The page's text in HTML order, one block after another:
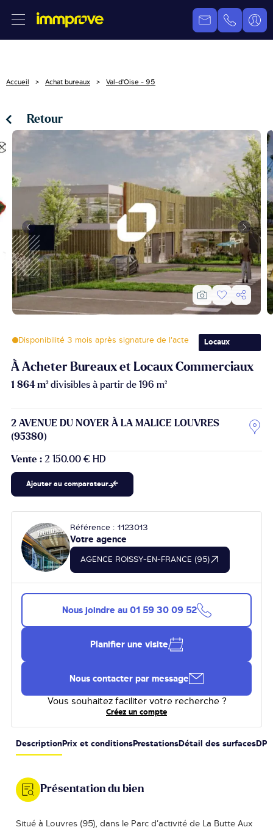
Accueil Achat bureaux Val-d'Oise - 95
Retour
Disponibilité 3 mois après signature de l’acte
Locaux
À Acheter Bureaux et Locaux Commerciaux
1 864 m²divisibles à partir de 196 m²
2 AVENUE DU NOYER À LA MALICE LOUVRES
(95380)
Vente : 2 150.00 € HD
Ajouter au comparateur
Référence : 1123013
Votre agence
AGENCE ROISSY-EN-FRANCE (95)
Nous joindre au 01 59 30 09 52
Planifier une visite
Nous contacter par message
Vous souhaitez faciliter votre recherche ?
Créez un compte
Description Prix et conditions Prestations Détail des surfaces DPE
Présentation du bien
Situé à Louvres (95), dans le Parc d’activité de La Butte Aux